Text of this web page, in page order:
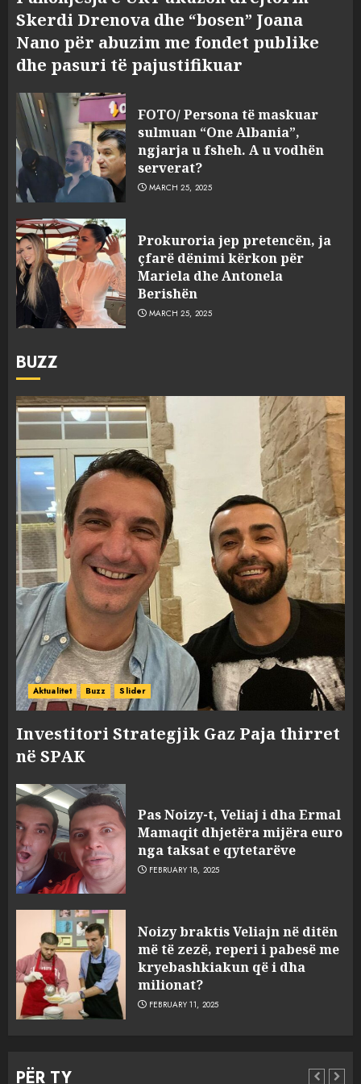
Skerdi Drenova dhe “bosen” Joana
Nano për abuzim me fondet publike
dhe pasuri të pajustifikuar
FOTO/ Persona të maskuar
sulmuan “One Albania”,
ngjarja u fsheh. A u vodhën
serverat?
MARCH 25, 2025
Prokuroria jep pretencën, ja
çfarë dënimi kërkon për
Mariela dhe Antonela
Berishën
MARCH 25, 2025
BUZZ
Aktualitet Buzz Slider
Investitori Strategjik Gaz Paja thirret
në SPAK
Pas Noizy-t, Veliaj i dha Ermal
Mamaqit dhjetëra mijëra euro
nga taksat e qytetarëve
FEBRUARY 18, 2025
Noizy braktis Veliajn në ditën
më të zezë, reperi i pabesë me
kryebashkiakun që i dha
milionat?
FEBRUARY 11, 2025
PËR TY
3
sulmuan “One Albania”,
ngjarja u fsheh. A u vodhën
serverat?
MARCH 25, 2025